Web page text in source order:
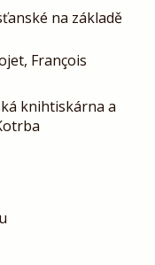
na základě
François
knihtiskárna a